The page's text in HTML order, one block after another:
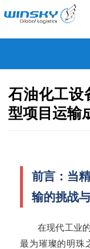
石油化工设
型项目运输
前言：当
输的挑战
在现代工业
最为璀璨的明珠